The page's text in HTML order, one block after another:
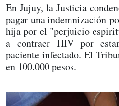
En Jujuy, la Justicia
pagar una indemnización
hija por el "perjuicio
a contraer HIV por
paciente infectado. El
en 100.000 pesos.